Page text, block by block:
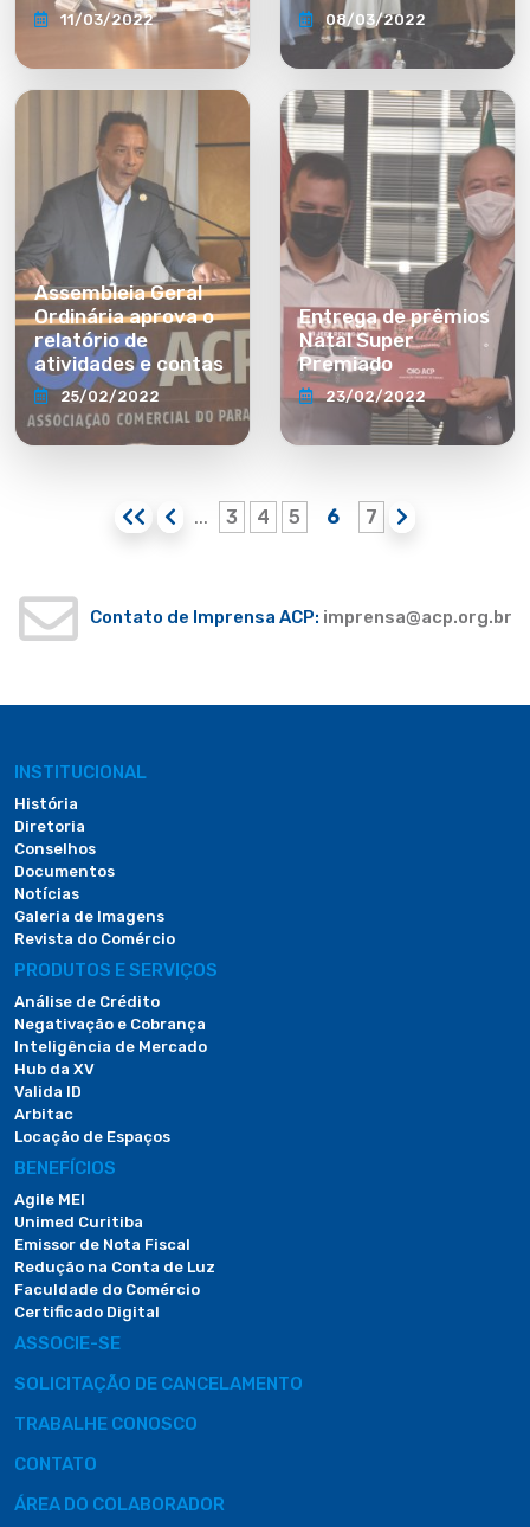
11/03/2022 08/03/2022
Assembleia Geral
Ordinária aprova o
relatório de
atividades e contas
25/02/2022
Entrega de prêmios
Natal Super
Premiado
23/02/2022
... 3 4 5 6 7
Contato de Imprensa ACP: imprensa@acp.org.br
INSTITUCIONAL
História
Diretoria
Conselhos
Documentos
Notícias
Galeria de Imagens
Revista do Comércio
PRODUTOS E SERVIÇOS
Análise de Crédito
Negativação e Cobrança
Inteligência de Mercado
Hub da XV
Valida ID
Arbitac
Locação de Espaços
BENEFÍCIOS
Agile MEI
Unimed Curitiba
Emissor de Nota Fiscal
Redução na Conta de Luz
Faculdade do Comércio
Certificado Digital
ASSOCIE-SE
SOLICITAÇÃO DE CANCELAMENTO
TRABALHE CONOSCO
CONTATO
ÁREA DO COLABORADOR